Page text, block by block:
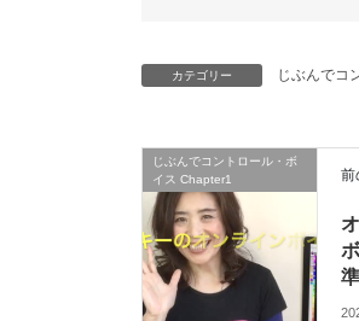
カテゴリー じぶんでコ
じぶんでコントロール・ボ
イス Chapter1
前